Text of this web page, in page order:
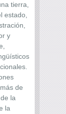
tierra,
estado,
y
de
la
la